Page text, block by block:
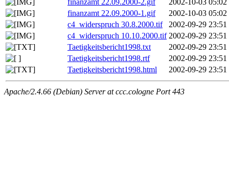
finanzamt 22.09.2000-1.gif
2002-10-03 05:02
c4_widerspruch 30.8.2000.tif
2002-09-29 23:51
c4_widerspruch 10.10.2000.tif 2002-09-29 23:51
Taetigkeitsbericht1998.txt
2002-09-29 23:51
Taetigkeitsbericht1998.rtf
2002-09-29 23:51
Taetigkeitsbericht1998.html
2002-09-29 23:51
Apache/2.4.66 (Debian) Server at ccc.cologne Port 443